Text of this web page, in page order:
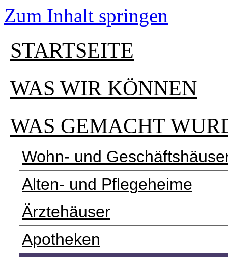
Zum Inhalt springen
STARTSEITE
WAS WIR KÖNNEN
WAS GEMACHT
Wohn- und
Alten- und Pflegeheime
Ärztehäuser
Apotheken